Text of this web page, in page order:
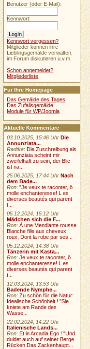
Benutzer (oder E-Mail):
Kennwort:
Kennwort vergessen?
Mitglieder können ihre
Lieblingsgemälde verwalten,
im Forum diskutieren u.v.m.
Schon angemeldet?
Mitgliederliste
Für Ihre Homepage
Das Gemälde des Tages
Das Zufallsgemälde
Module für WP/Joomla
Aktuelle Kommentare
03.10.2025, 15:46 Uhr Die
Annunziata...
Radtke: Die Zuschreibung als
Annunziata scheint mir
zweifelhaft zu sein, der Blic
ist na...
25.06.2025, 17:44 Uhr Nach
dem Bade...
Ron:"Je veux te raconter, ô
molle enchanteresse! L es
diverses beautés qui parent
t...
05.12.2024, 15:12 Uhr
Mädchen sich die F...
Ron:À une Mendiante rousse
Blanche fille aux cheveux
roux, Dont la robe par ses...
05.12.2024, 14:38 Uhr
Tänzerin mit Kasta...
Ron:Je veux te raconter, ô
molle enchanteresse! L es
diverses beautés qui parent
t...
12.03.2024, 13:53 Uhr
Badende Nymphe...
Ron:Zu schön für die Natur:
Idealische Schönheit ! "Sie
kniete am Rande des
Wasse...
22.02.2024, 14:22 Uhr
Italienische Lands...
Ron:Et in Arcadia Ego ! "Und
duldet auch auf seiner Berge
Rücken Das Zackenhaupt...